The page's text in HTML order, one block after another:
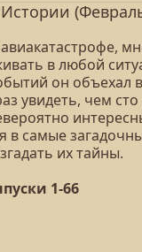
в любой
он объехал
увидеть, чем
самые
их тайны.
1-66